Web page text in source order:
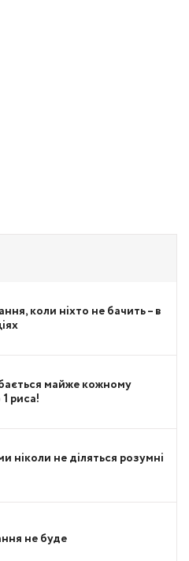
коли ніхто не бачить – в
майже кожному
риса!
ніколи не діляться розумні
не буде